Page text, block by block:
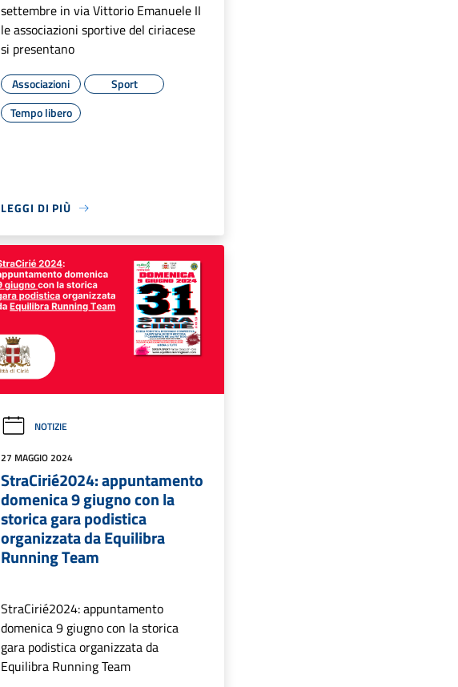
settembre in via Vittorio Emanuele II
le associazioni sportive del ciriacese
si presentano
Associazioni
Sport
Tempo libero
LEGGI DI PIÙ
NOTIZIE
27 MAGGIO 2024
StraCirié2024: appuntamento
domenica 9 giugno con la
storica gara podistica
organizzata da Equilibra
Running Team
StraCirié2024: appuntamento
domenica 9 giugno con la storica
gara podistica organizzata da
Equilibra Running Team